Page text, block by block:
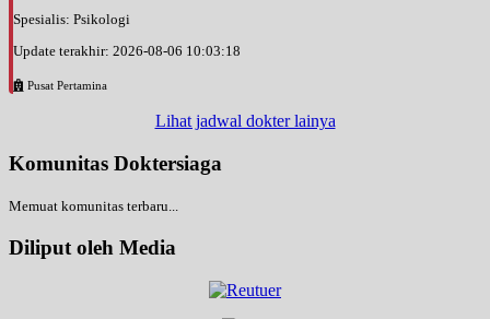
Spesialis: Psikologi
Update terakhir: 2026-08-06 10:03:18
Pusat Pertamina
Lihat jadwal dokter lainya
Komunitas Doktersiaga
Memuat komunitas terbaru...
Diliput oleh Media